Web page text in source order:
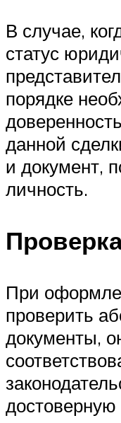
В случае,
статус
порядке
данной
и документ,
личность.
При
проверить
документы,